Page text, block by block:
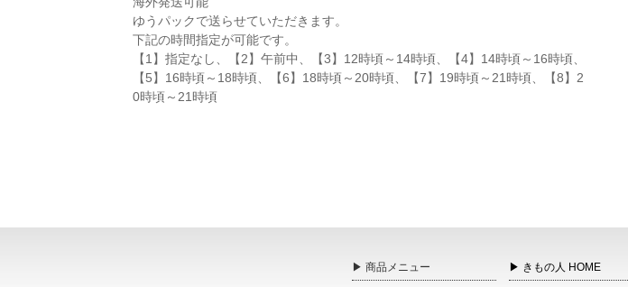
ゆうパックで送らせていただきます。
下記の時間指定が可能です。
【1】指定なし、【2】午前中、【3】12時頃～14時頃、【4】14時頃～16時頃、
【5】16時頃～18時頃、【6】18時頃～20時頃、【7】19時頃～21時頃、【8】2
0時頃～21時頃
商品 メニュー きもの人 HOME